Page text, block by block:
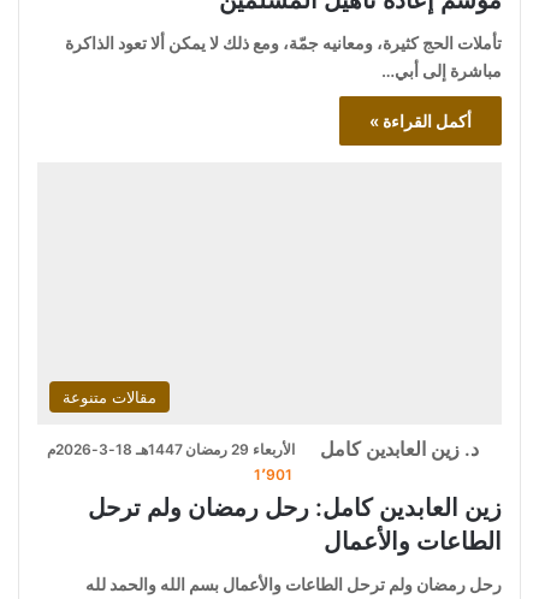
تأملات الحج كثيرة، ومعانيه جمّة، ومع ذلك لا يمكن ألا تعود الذاكرة
مباشرة إلى أبي…
أكمل القراءة »
مقالات متنوعة
د. زين العابدين كامل
الأربعاء 29 رمضان 1447هـ 18-3-2026م
1٬901
زين العابدين كامل: رحل رمضان ولم ترحل
الطاعات والأعمال
رحل رمضان ولم ترحل الطاعات والأعمال بسم الله والحمد لله